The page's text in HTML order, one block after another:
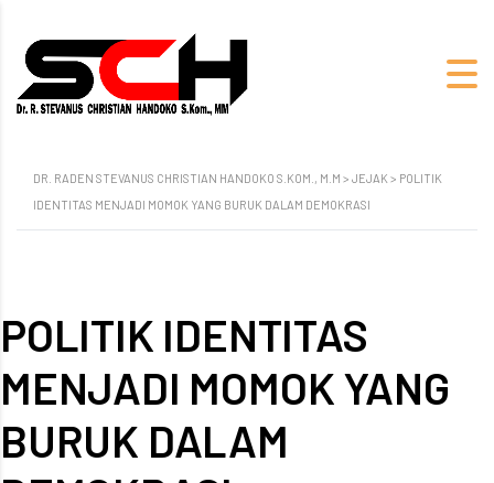
DR. RADEN STEVANUS CHRISTIAN HANDOKO S.KOM., M.M > JEJAK > POLITIK
IDENTITAS MENJADI MOMOK YANG BURUK DALAM DEMOKRASI
POLITIK IDENTITAS
MENJADI MOMOK YANG
BURUK DALAM